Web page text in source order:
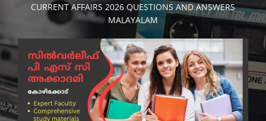
CURRENT AFFAIRS 2026 QUESTIONS AND ANSWERS
MALAYALAM